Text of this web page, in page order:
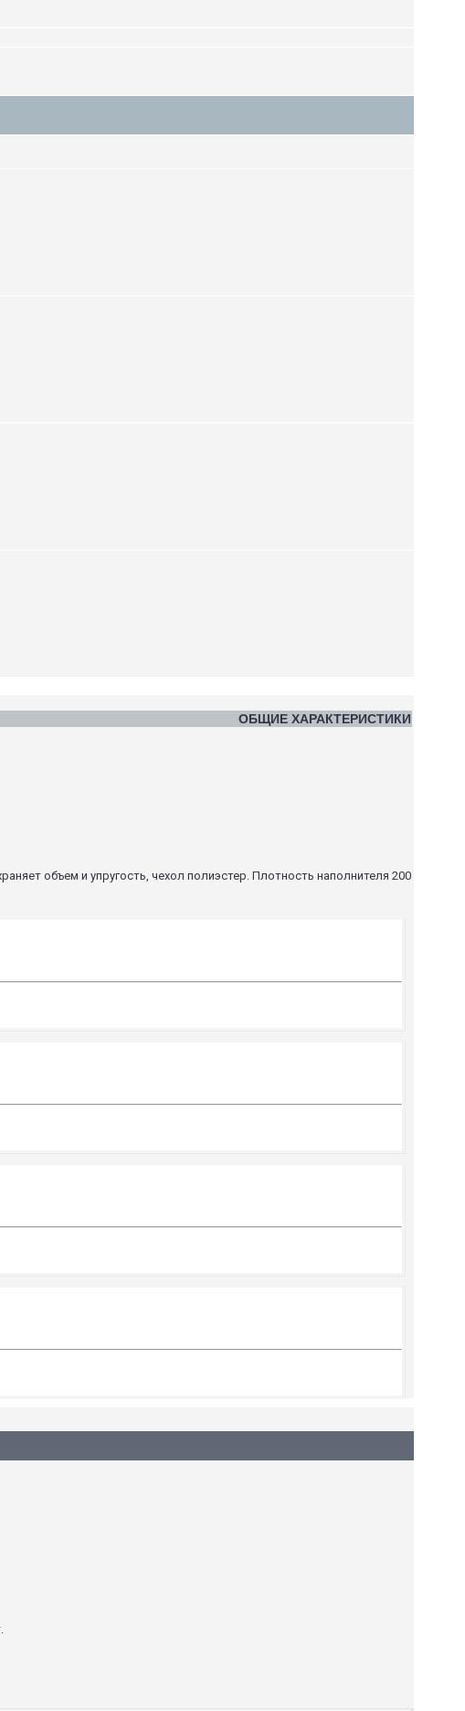
ОБЩИЕ ХАРАКТЕРИСТИКИ
объем и упругость, чехол полиэстер. Плотность наполнителя 200